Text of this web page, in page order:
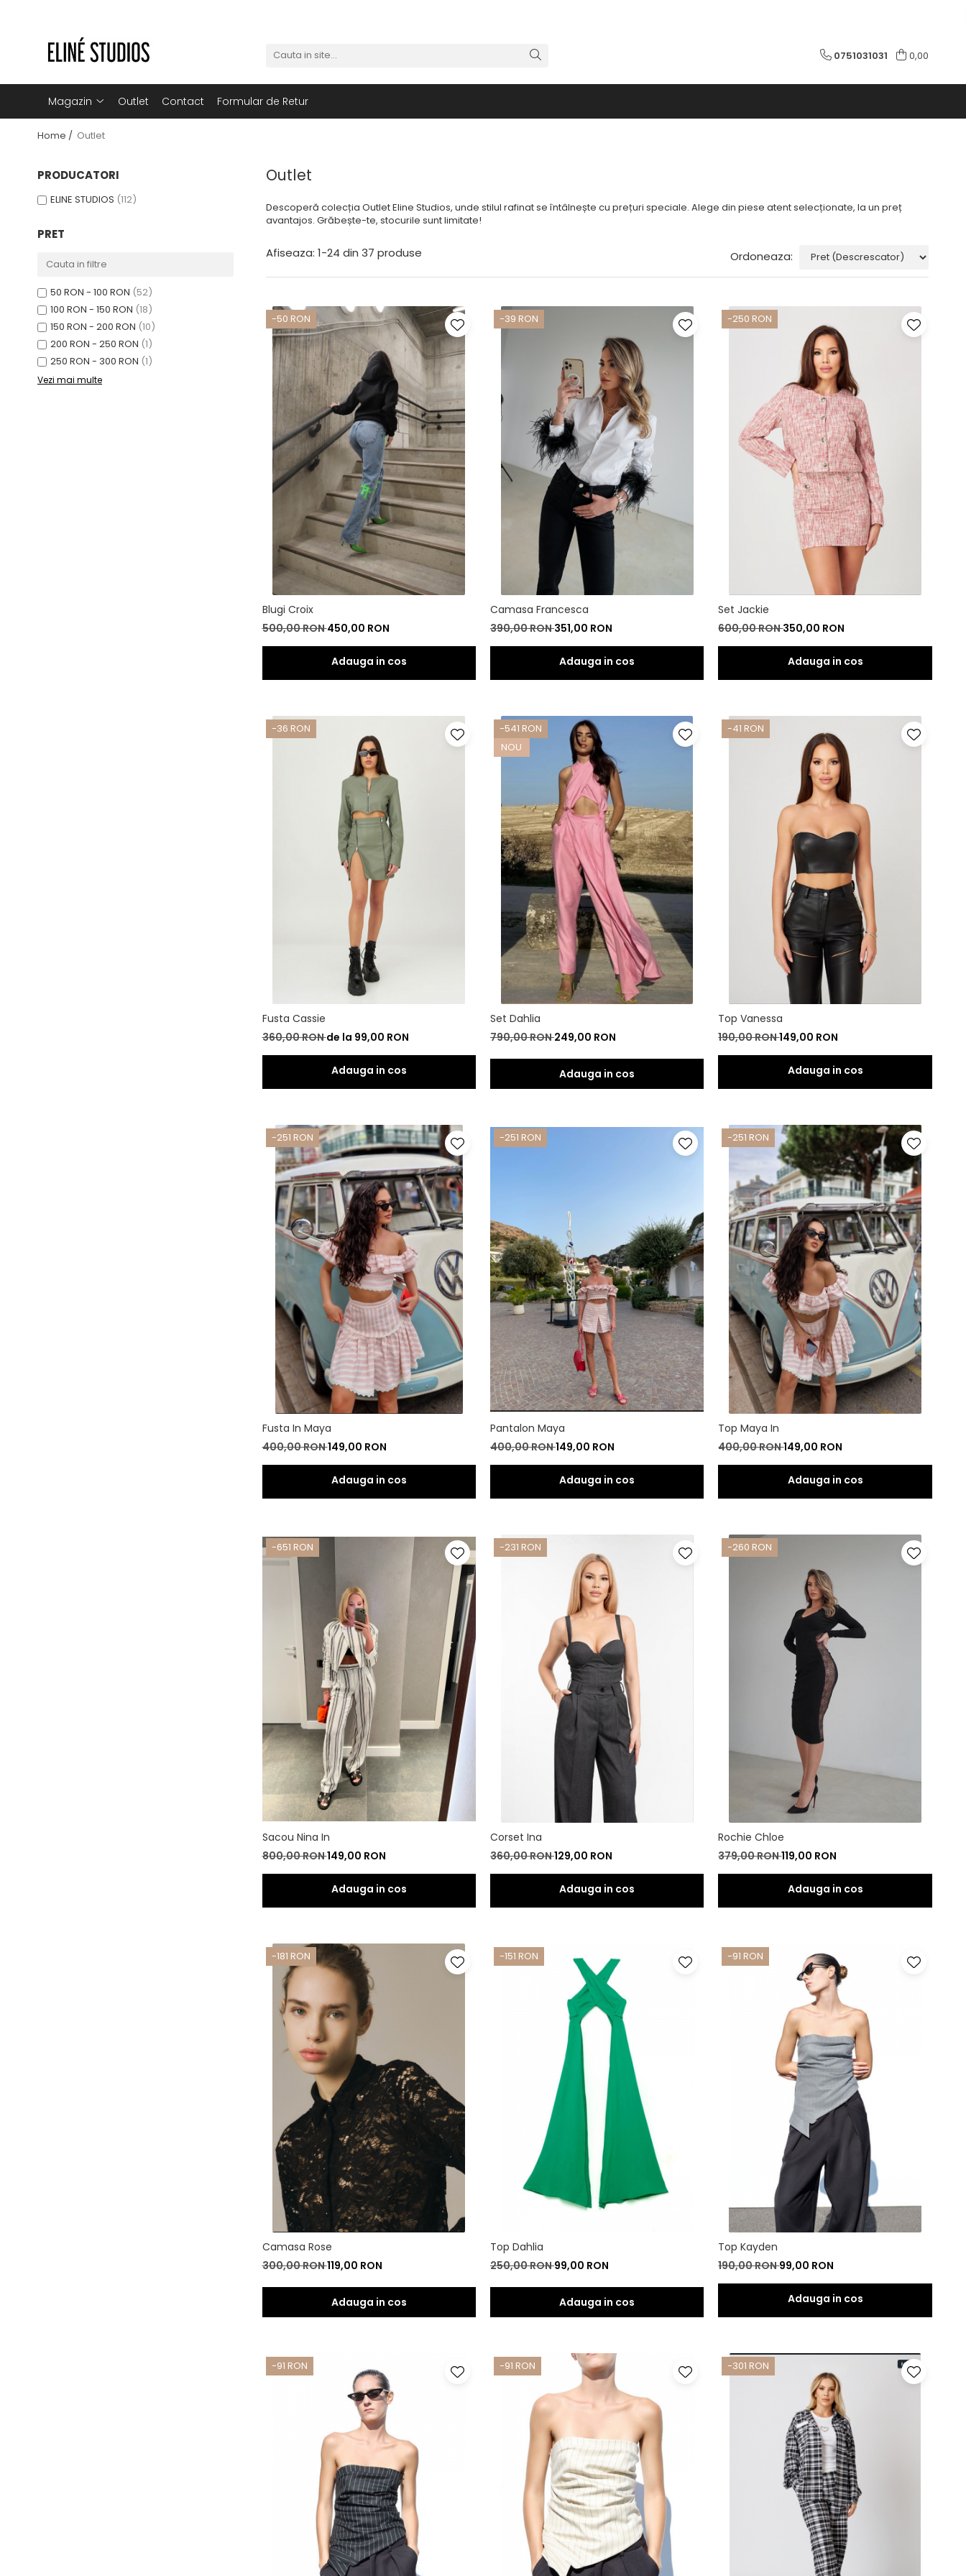
Magazin
Noutati
Rochii
Seturi
Costume Baie
Lichidare de stoc
0751031031 0,00
Magazin Outlet Contact Formular de Retur
Home / Outlet
Outlet
Descoperă colecția Outlet Eline Studios, unde stilul rafinat se întâlnește cu prețuri speciale. Alege din piese atent selecționate, la un preț
avantajos. Grăbește-te, stocurile sunt limitate!
PRODUCATORI
ELINE STUDIOS (112)
PRET
50 RON - 100 RON (52)
100 RON - 150 RON (18)
150 RON - 200 RON (10)
200 RON - 250 RON (1)
250 RON - 300 RON (1)
Vezi mai multe
Afiseaza: 1-24 din 37 produse Ordoneaza:
-50 RON
Blugi Croix
500,00 RON450,00 RON
-39 RON
Camasa Francesca
390,00 RON351,00 RON
-250 RON
Set Jackie
600,00 RON350,00 RON
-36 RON
Fusta Cassie
360,00 RONde la 99,00 RON
-541 RON
NOU
Set Dahlia
790,00 RON249,00 RON
Adauga in cos
-41 RON
Top Vanessa
190,00 RON149,00 RON
-251 RON
Fusta In Maya
400,00 RON149,00 RON
-251 RON
Pantalon Maya
400,00 RON149,00 RON
-251 RON
Top Maya In
400,00 RON149,00 RON
-651 RON
Sacou Nina In
800,00 RON149,00 RON
-231 RON
Corset Ina
360,00 RON129,00 RON
-260 RON
Rochie Chloe
379,00 RON119,00 RON
-181 RON
Camasa Rose
300,00 RON119,00 RON
Adauga in cos
-151 RON
Top Dahlia
250,00 RON99,00 RON
Adauga in cos
-91 RON
Top Kayden
190,00 RON99,00 RON
-91 RON -91 RON -301 RON